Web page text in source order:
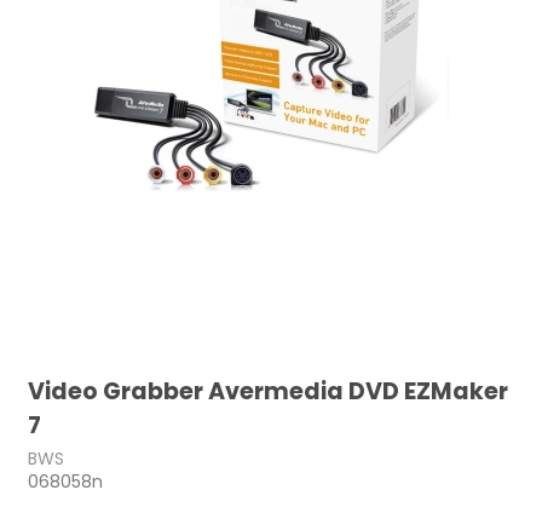
Video Grabber Avermedia DVD EZMaker
7
BWS
068058n